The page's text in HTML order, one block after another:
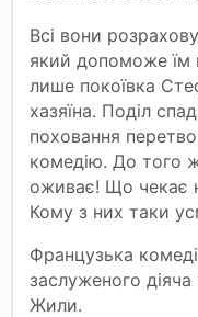
Всі вони
який допоможе їм
лише покоївка
хазяїна. Поділ
поховання
комедію. До того
оживає! Що чекає
Кому з них таки
Французька
заслуженого
Жили.